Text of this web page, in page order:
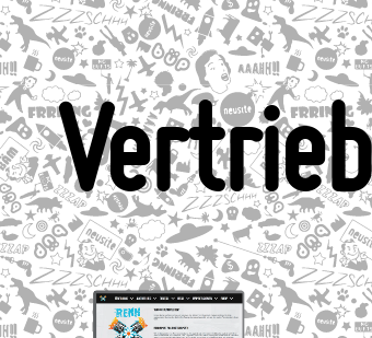
Vertrieb